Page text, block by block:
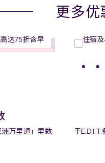
更多优
住
于E.D.I.T.餐厅享用丰富的自
朝霞映衬的美丽